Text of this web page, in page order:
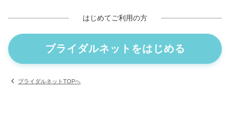
はじめてご利用の方
ブライダルネットをはじめる
ブライダルネットTOPへ